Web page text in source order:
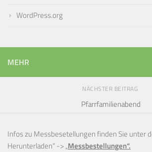
WordPress.org
MEHR
NÄCHSTER BEITRAG
Pfarrfamilienabend
Infos zu Messbesetellungen finden Sie unter
Herunterladen“ ->„Messbestellungen“.